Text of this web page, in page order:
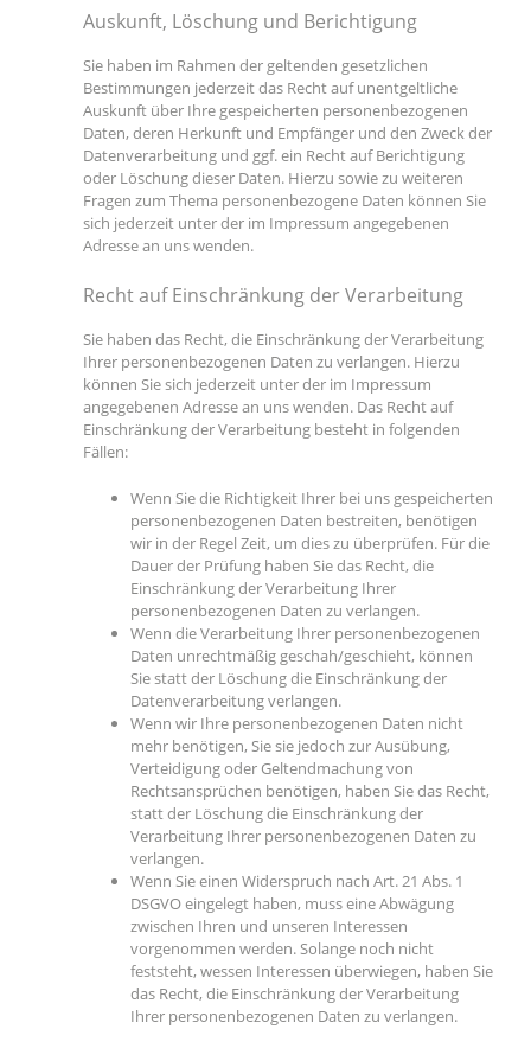
Auskunft, Löschung und Berichtigung
Sie haben im Rahmen der geltenden gesetzlichen
Bestimmungen jederzeit das Recht auf unentgeltliche
Auskunft über Ihre gespeicherten personenbezogenen
Daten, deren Herkunft und Empfänger und den Zweck der
Datenverarbeitung und ggf. ein Recht auf Berichtigung
oder Löschung dieser Daten. Hierzu sowie zu weiteren
Fragen zum Thema personenbezogene Daten können Sie
sich jederzeit unter der im Impressum angegebenen
Adresse an uns wenden.
Recht auf Einschränkung der Verarbeitung
Sie haben das Recht, die Einschränkung der Verarbeitung
Ihrer personenbezogenen Daten zu verlangen. Hierzu
können Sie sich jederzeit unter der im Impressum
angegebenen Adresse an uns wenden. Das Recht auf
Einschränkung der Verarbeitung besteht in folgenden
Fällen:
Wenn Sie die Richtigkeit Ihrer bei uns gespeicherten
personenbezogenen Daten bestreiten, benötigen
wir in der Regel Zeit, um dies zu überprüfen. Für die
Dauer der Prüfung haben Sie das Recht, die
Einschränkung der Verarbeitung Ihrer
personenbezogenen Daten zu verlangen.
Wenn die Verarbeitung Ihrer personenbezogenen
Daten unrechtmäßig geschah/geschieht, können
Sie statt der Löschung die Einschränkung der
Datenverarbeitung verlangen.
Wenn wir Ihre personenbezogenen Daten nicht
mehr benötigen, Sie sie jedoch zur Ausübung,
Verteidigung oder Geltendmachung von
Rechtsansprüchen benötigen, haben Sie das Recht,
statt der Löschung die Einschränkung der
Verarbeitung Ihrer personenbezogenen Daten zu
verlangen.
Wenn Sie einen Widerspruch nach Art. 21 Abs. 1
DSGVO eingelegt haben, muss eine Abwägung
zwischen Ihren und unseren Interessen
vorgenommen werden. Solange noch nicht
feststeht, wessen Interessen überwiegen, haben Sie
das Recht, die Einschränkung der Verarbeitung
Ihrer personenbezogenen Daten zu verlangen.